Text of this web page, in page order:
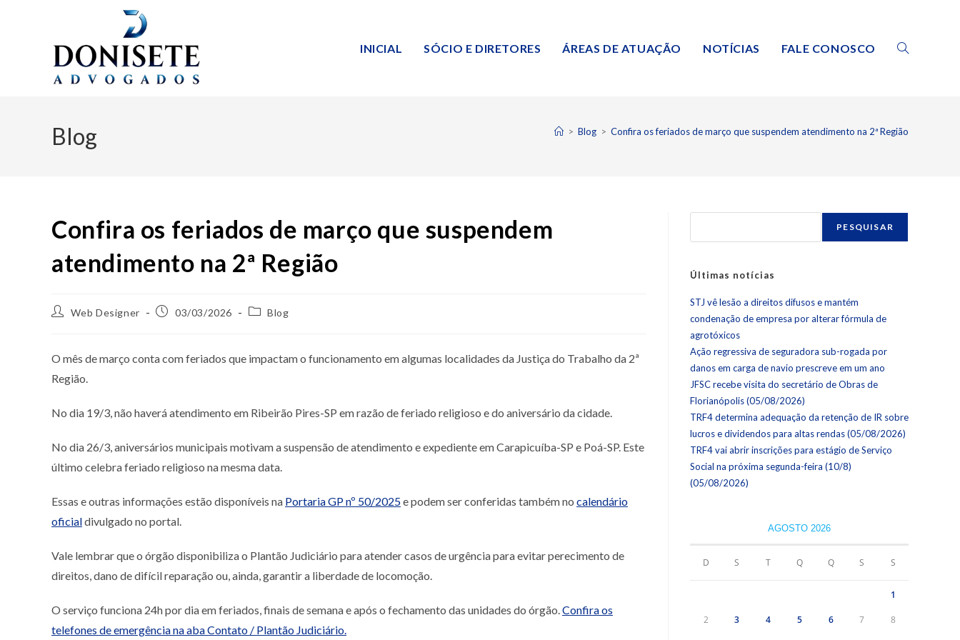
INICIAL SÓCIO E DIRETORES ÁREAS DE ATUAÇÃO NOTÍCIAS FALE CONOSCO
Blog > Blog > Confira os feriados de março que suspendem atendimento na 2ª Região
Confira os feriados de março que suspendem
atendimento na 2ª Região
Web Designer 03/03/2026 Blog
O mês de março conta com feriados que impactam o funcionamento em algumas localidades da Justiça do Trabalho da 2ª
Região.
No dia 19/3, não haverá atendimento em Ribeirão Pires-SP em razão de feriado religioso e do aniversário da cidade.
No dia 26/3, aniversários municipais motivam a suspensão de atendimento e expediente em Carapicuíba-SP e Poá-SP. Este
último celebra feriado religioso na mesma data.
Essas e outras informações estão disponíveis na Portaria GP nº 50/2025e podem ser conferidas também no calendário
oficialdivulgado no portal.
Vale lembrar que o órgão disponibiliza o Plantão Judiciário para atender casos de urgência para evitar perecimento de
direitos, dano de difícil reparação ou, ainda, garantir a liberdade de locomoção.
O serviço funciona 24h por dia em feriados, finais de semana e após o fechamento das unidades do órgão.Confira os
telefones de emergência na aba Contato / Plantão Judiciário.
PESQUISAR
Últimas notícias
STJ vê lesão a direitos difusos e mantém
condenação de empresa por alterar fórmula de
agrotóxicos
Ação regressiva de seguradora sub-rogada por
danos em carga de navio prescreve em um ano
JFSC recebe visita do secretário de Obras de
Florianópolis (05/08/2026)
TRF4 determina adequação da retenção de IR sobre
lucros e dividendos para altas rendas (05/08/2026)
TRF4 vai abrir inscrições para estágio de Serviço
Social na próxima segunda-feira (10/8)
(05/08/2026)
AGOSTO 2026
D S T Q Q S S
1
2 3 4 5 6 7 8